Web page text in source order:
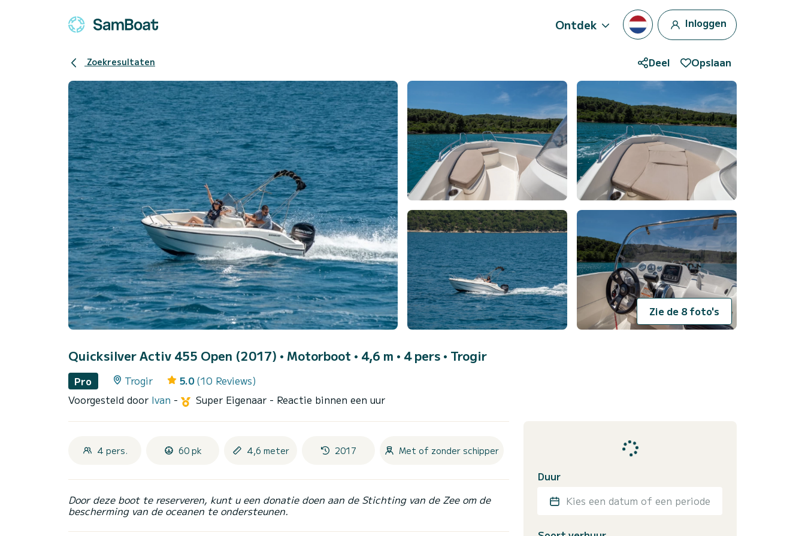
Ontdek Inloggen
Zoekresultaten Deel Opslaan
Zie de 8 foto's
Quicksilver Activ 455 Open (2017) • Motorboot • 4,6 m • 4 pers • Trogir
Pro Trogir 5.0 (10 Reviews)
Voorgesteld door Ivan - Super Eigenaar - Reactie binnen een uur
4 pers. 60 pk 4,6 meter 2017 Met of zonder schipper
Door deze boot te reserveren, kunt u een donatie doen aan de Stichting van de Zee om de
bescherming van de oceanen te ondersteunen.
Duur
Kies een datum of een periode